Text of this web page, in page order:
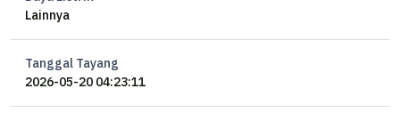
Lainnya
Tanggal Tayang
2026-05-20 04:23:11